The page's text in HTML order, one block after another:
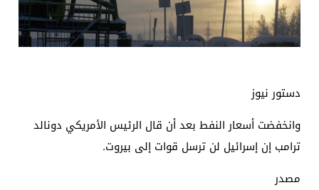
دستور نيوز
وانخفضت أسعار النفط بعد أن قال الرئيس الأمريكي دونالد
ترامب إن إسرائيل لن ترسل قوات إلى بيروت.
مصدر